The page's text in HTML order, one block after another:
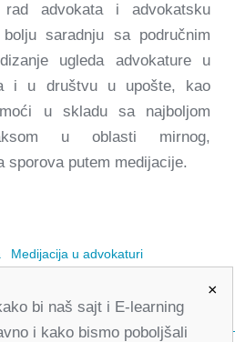
rad advokata i advokatsku
saradnju sa područnim
ugleda advokature u
i u društvu u upošte, kao
u skladu sa najboljom
u oblasti mirnog,
sporova putem medijacije.
Medijacija u advokaturi
×
bi naš sajt i E-learning
i kako bismo poboljšali